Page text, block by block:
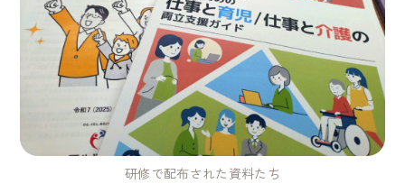
研修で配布された資料たち